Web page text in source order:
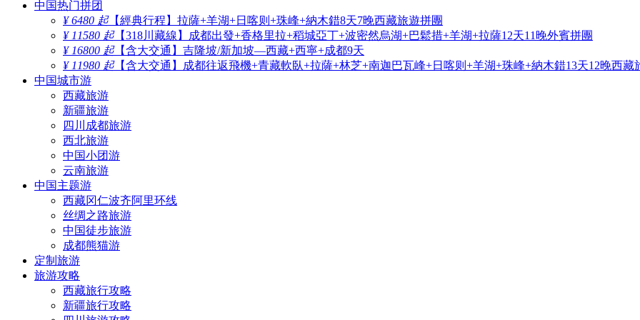
中国热门拼团
¥ 6480 起【經典行程】拉薩+羊湖+日喀则+珠峰+納木錯8天7晚西藏旅遊拼團
¥ 11580 起【318川藏線】成都出發+香格里拉+稻城亞丁+波密然烏湖+巴鬆措+羊湖+拉薩12天11晚外賓拼團
¥ 16800 起【含大交通】吉隆坡/新加坡—西藏+西寧+成都9天
¥ 11980 起【含大交通】成都往返飛機+青藏軟臥+拉薩+林芝+南迦巴瓦峰+日喀则+羊湖+珠峰+納木錯13天12晚西藏
中国城市游
西藏旅游
新疆旅游
四川成都旅游
西北旅游
中国小团游
云南旅游
中国主题游
西藏冈仁波齐阿里环线
丝绸之路旅游
中国徒步旅游
成都熊猫游
定制旅游
旅游攻略
西藏旅行攻略
新疆旅行攻略